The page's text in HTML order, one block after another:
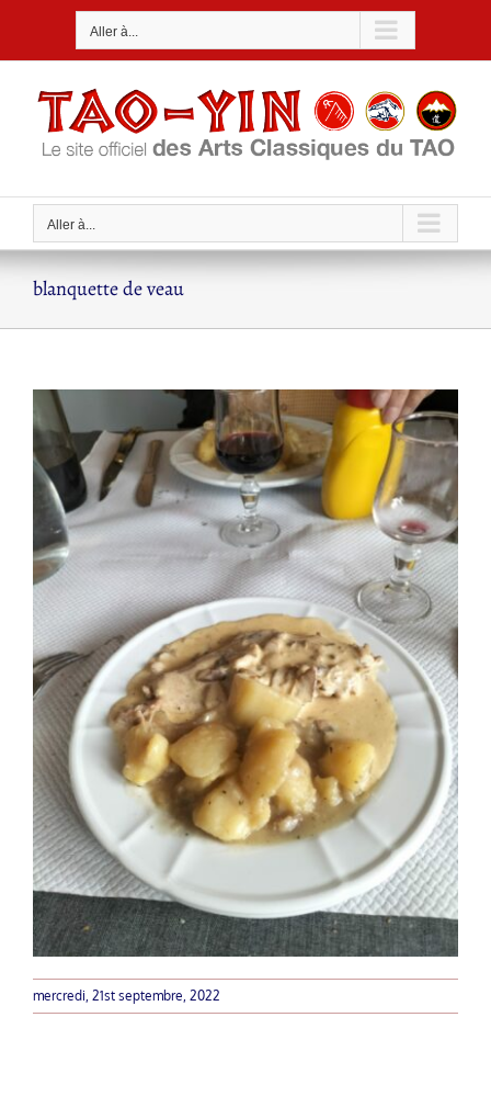
Aller à...
Aller à...
blanquette de veau
mercredi, 21st septembre, 2022